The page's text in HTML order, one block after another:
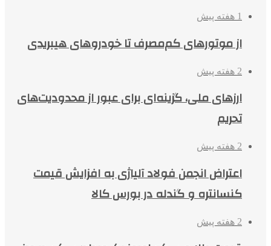
1 هفته پیش
از موتورهای کم‌مصرف تا خودروهای هیبریدی
2 هفته پیش
ارزهای ملی، گزینه‌ای برای عبور از محدودیت‌های
تحریم
2 هفته پیش
اعتراض انجمن فولاد آلیاژی به افزایش قیمت
کنسانتره و گندله در بورس کالا
2 هفته پیش